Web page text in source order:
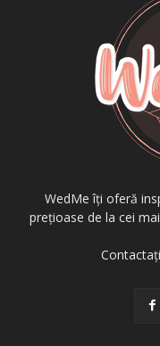
WedMe îți oferă
prețioase de la cei